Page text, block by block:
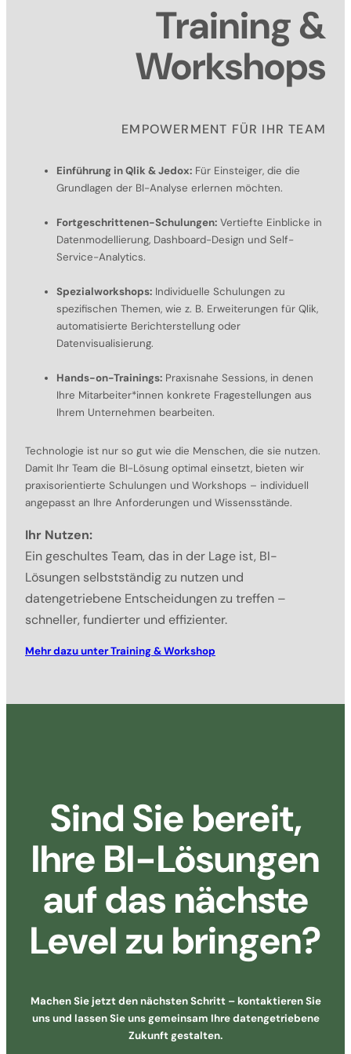
Training &
Workshops
EMPOWERMENT FÜR IHR TEAM
Einführung in Qlik & Jedox: Für Einsteiger, die die
Grundlagen der BI-Analyse erlernen möchten.
Fortgeschrittenen-Schulungen: Vertiefte Einblicke in
Datenmodellierung, Dashboard-Design und Self-
Service-Analytics.
Spezialworkshops: Individuelle Schulungen zu
spezifischen Themen, wie z. B. Erweiterungen für Qlik,
automatisierte Berichterstellung oder
Datenvisualisierung.
Hands-on-Trainings: Praxisnahe Sessions, in denen
Ihre Mitarbeiter*innen konkrete Fragestellungen aus
Ihrem Unternehmen bearbeiten.
Technologie ist nur so gut wie die Menschen, die sie nutzen.
Damit Ihr Team die BI-Lösung optimal einsetzt, bieten wir
praxisorientierte Schulungen und Workshops – individuell
angepasst an Ihre Anforderungen und Wissensstände.
Ihr Nutzen:
Ein geschultes Team, das in der Lage ist, BI-
Lösungen selbstständig zu nutzen und
datengetriebene Entscheidungen zu treffen –
schneller, fundierter und effizienter.
Mehr dazu unter Training & Workshop
Sind Sie bereit,
Ihre BI-Lösungen
auf das nächste
Level zu bringen?
Machen Sie jetzt den nächsten Schritt – kontaktieren Sie
uns und lassen Sie uns gemeinsam Ihre datengetriebene
Zukunft gestalten.